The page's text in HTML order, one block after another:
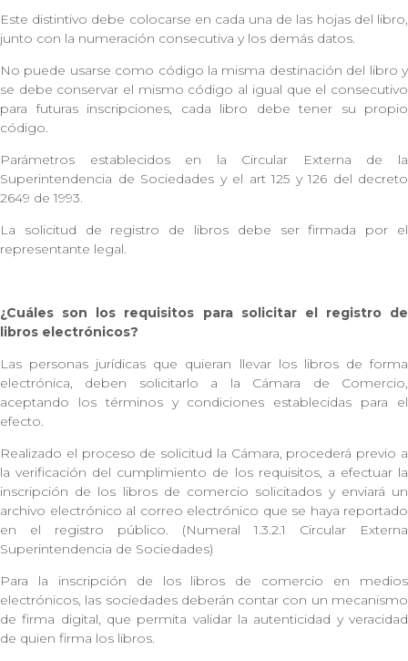
Este distintivo debe colocarse en cada una de las hojas del libro,
junto con la numeración consecutiva y los demás datos.
No puede usarse como código la misma destinación del libro y
se debe conservar el mismo código al igual que el consecutivo
para futuras inscripciones, cada libro debe tener su propio
código.
Parámetros establecidos en la Circular Externa de la
Superintendencia de Sociedades y el art 125 y 126 del decreto
2649 de 1993.
La solicitud de registro de libros debe ser firmada por el
representante legal.
¿Cuáles son los requisitos para solicitar el registro de
libros electrónicos?
Las personas jurídicas que quieran llevar los libros de forma
electrónica, deben solicitarlo a la Cámara de Comercio,
aceptando los términos y condiciones establecidas para el
efecto.
Realizado el proceso de solicitud la Cámara, procederá previo a
la verificación del cumplimiento de los requisitos, a efectuar la
inscripción de los libros de comercio solicitados y enviará un
archivo electrónico al correo electrónico que se haya reportado
en el registro público. (Numeral 1.3.2.1 Circular Externa
Superintendencia de Sociedades)
Para la inscripción de los libros de comercio en medios
electrónicos, las sociedades deberán contar con un mecanismo
de firma digital, que permita validar la autenticidad y veracidad
de quien firma los libros.